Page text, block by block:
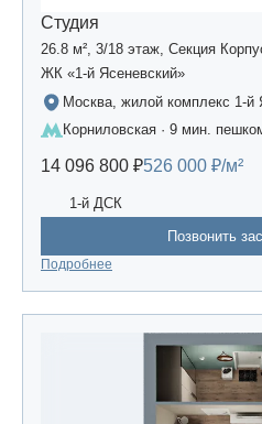
Студия
26.8 м², 3/18 этаж, Секция
ЖК «1-й Ясеневский»
Москва, жилой комплекс 1-й
Корниловская · 9 мин.
14 096 800 ₽526 000 ₽/м²
1-й ДСК
Позвонить
Подробнее